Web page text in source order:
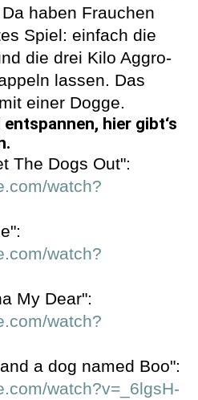
haben Frauchen
Spiel: einfach die
die drei Kilo Aggro-
lassen. Das
einer Dogge.
hier gibt‘s
The Dogs Out":
watch?
watch?
My Dear":
watch?
a dog named Boo":
watch?v=_6lgsH-